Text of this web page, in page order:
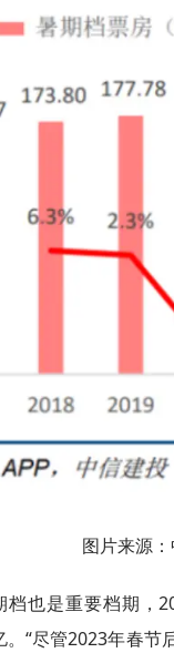
图片来源
档也是重要档期，
“尽管2023年春